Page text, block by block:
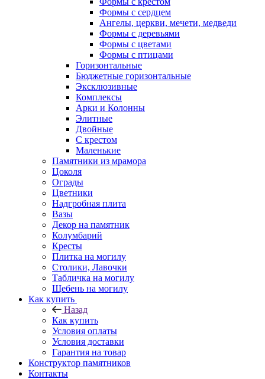
Формы с сердцем
Ангелы, церкви, мечети, медведи
Формы с деревьями
Формы с цветами
Формы с птицами
Горизонтальные
Бюджетные горизонтальные
Эксклюзивные
Комплексы
Арки и Колонны
Элитные
Двойные
С крестом
Маленькие
Памятники из мрамора
Цоколя
Ограды
Цветники
Надгробная плита
Вазы
Декор на памятник
Колумбарий
Кресты
Плитка на могилу
Столики, Лавочки
Табличка на могилу
Щебень на могилу
Как купить
Назад
Как купить
Условия оплаты
Условия доставки
Гарантия на товар
Конструктор памятников
Контакты